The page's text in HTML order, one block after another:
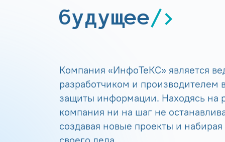
будущее
Компания «ИнфоТеКС» является
разработчиком и производителем
защиты информации. Находясь на
компания ни на шаг не
создавая новые проекты и